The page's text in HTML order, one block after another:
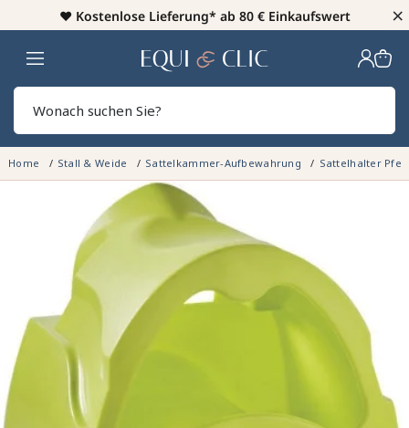
♥️ Kostenlose Lieferung* ab 80 € Einkaufswert ×
Heim
Home Stall & Weide Sattelkammer-Aufbewahrung Sattelhalter